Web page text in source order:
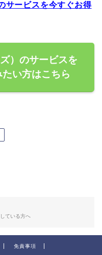
サービスを今すぐお得
）のサービスを
い方はこちら
ている方へ
免責事項